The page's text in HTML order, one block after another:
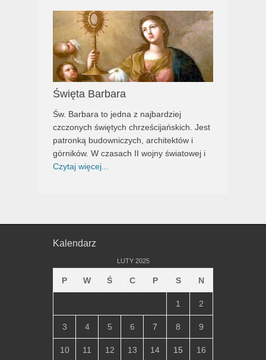
Święta Barbara
Św. Barbara to jedna z najbardziej
czczonych świętych chrześcijańskich. Jest
patronką budowniczych, architektów i
górników. W czasach II wojny światowej i
Czytaj więcej...
Kalendarz
LUTY 2025
P W Ś C P S N
1 2
3 4 5 6 7 8 9
10 11 12 13 14 15 16